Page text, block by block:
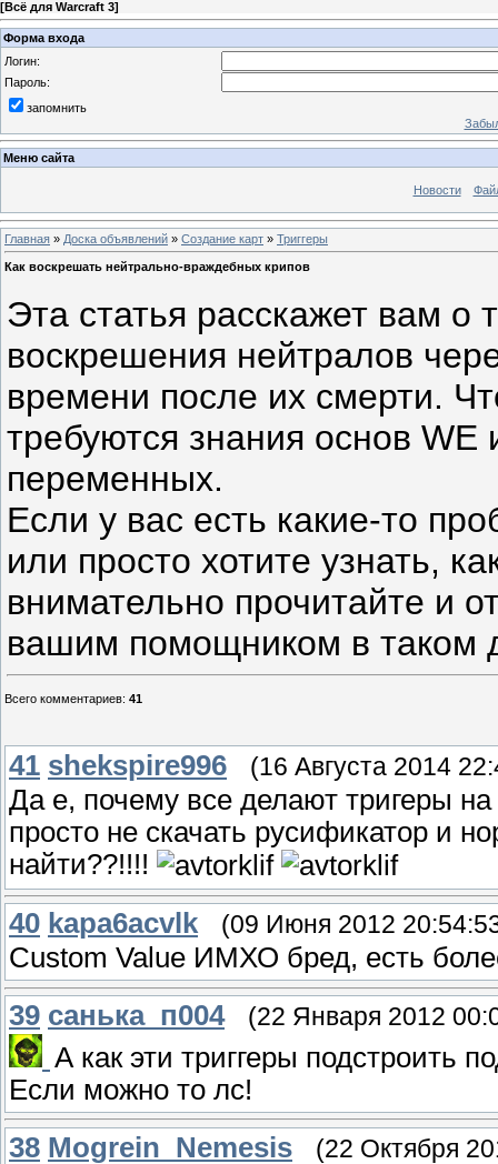
[Всё для Warcraft 3]
Форма входа
Логин:
Пароль:
запомнить
Меню сайта
Новости
Главная » Доска объявлений » Создание карт » Триггеры
Как воскрешать нейтрально-враждебных крипов
Эта статья расскажет вам о
воскрешения нейтралов
времени после их смерти.
требуются знания основ WE
переменных.
Если у вас есть какие-то
или просто хотите узнать,
внимательно прочитайте и
вашим помощником в таком
Всего комментариев: 41
41 shekspire996 (16 Августа 2014
Да е, почему все делают тригеры
просто не скачать русификатор и
найти??!!!!
40 kapa6acvlk (09 Июня 2012
Custom Value ИМХО бред, есть
39 санька_п004 (22 Января 2012
А как эти триггеры подстроить
Если можно то лс!
38 Mogrein_Nemesis (22 Октября